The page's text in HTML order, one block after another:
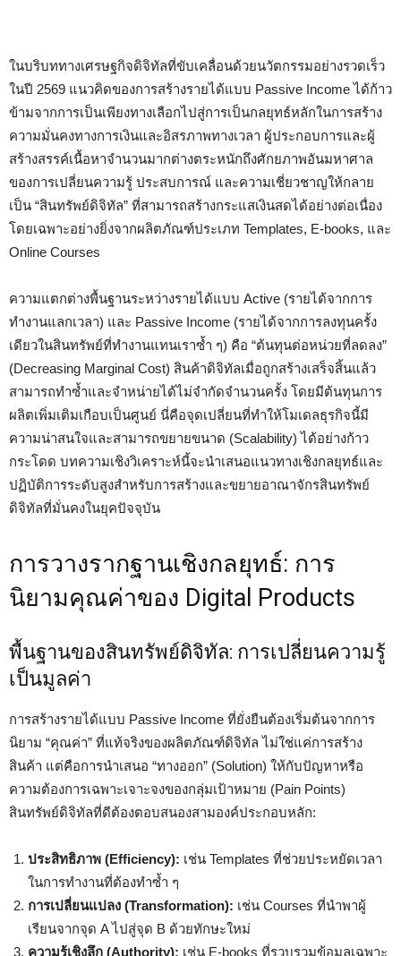
ในบริบททางเศรษฐกิจดิจิทัลที่ขับเคลื่อนด้วยนวัตกรรมอย่างรวดเร็ว
ในปี 2569 แนวคิดของการสร้างรายได้แบบ Passive Income ได้ก้าว
ข้ามจากการเป็นเพียงทางเลือกไปสู่การเป็นกลยุทธ์หลักในการสร้าง
ความมั่นคงทางการเงินและอิสรภาพทางเวลา ผู้ประกอบการและผู้
สร้างสรรค์เนื้อหาจำนวนมากต่างตระหนักถึงศักยภาพอันมหาศาล
ของการเปลี่ยนความรู้ ประสบการณ์ และความเชี่ยวชาญให้กลาย
เป็น “สินทรัพย์ดิจิทัล” ที่สามารถสร้างกระแสเงินสดได้อย่างต่อเนื่อง
โดยเฉพาะอย่างยิ่งจากผลิตภัณฑ์ประเภท Templates, E-books, และ
Online Courses
ความแตกต่างพื้นฐานระหว่างรายได้แบบ Active (รายได้จากการ
ทำงานแลกเวลา) และ Passive Income (รายได้จากการลงทุนครั้ง
เดียวในสินทรัพย์ที่ทำงานแทนเราซ้ำ ๆ) คือ “ต้นทุนต่อหน่วยที่ลดลง”
(Decreasing Marginal Cost) สินค้าดิจิทัลเมื่อถูกสร้างเสร็จสิ้นแล้ว
สามารถทำซ้ำและจำหน่ายได้ไม่จำกัดจำนวนครั้ง โดยมีต้นทุนการ
ผลิตเพิ่มเติมเกือบเป็นศูนย์ นี่คือจุดเปลี่ยนที่ทำให้โมเดลธุรกิจนี้มี
ความน่าสนใจและสามารถขยายขนาด (Scalability) ได้อย่างก้าว
กระโดด บทความเชิงวิเคราะห์นี้จะนำเสนอแนวทางเชิงกลยุทธ์และ
ปฏิบัติการระดับสูงสำหรับการสร้างและขยายอาณาจักรสินทรัพย์
ดิจิทัลที่มั่นคงในยุคปัจจุบัน
การวางรากฐานเชิงกลยุทธ์: การ
นิยามคุณค่าของ Digital Products
พื้นฐานของสินทรัพย์ดิจิทัล: การเปลี่ยนความรู้
เป็นมูลค่า
การสร้างรายได้แบบ Passive Income ที่ยั่งยืนต้องเริ่มต้นจากการ
นิยาม “คุณค่า” ที่แท้จริงของผลิตภัณฑ์ดิจิทัล ไม่ใช่แค่การสร้าง
สินค้า แต่คือการนำเสนอ “ทางออก” (Solution) ให้กับปัญหาหรือ
ความต้องการเฉพาะเจาะจงของกลุ่มเป้าหมาย (Pain Points)
สินทรัพย์ดิจิทัลที่ดีต้องตอบสนองสามองค์ประกอบหลัก:
ประสิทธิภาพ (Efficiency): เช่น Templates ที่ช่วยประหยัดเวลา
ในการทำงานที่ต้องทำซ้ำ ๆ
การเปลี่ยนแปลง (Transformation): เช่น Courses ที่นำพาผู้
เรียนจากจุด A ไปสู่จุด B ด้วยทักษะใหม่
ความรู้เชิงลึก (Authority): เช่น E-books ที่รวบรวมข้อมูลเฉพาะ